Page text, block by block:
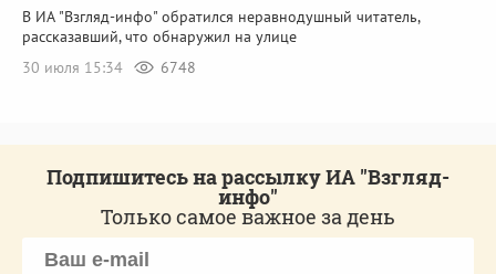
В ИА "Взгляд-инфо" обратился неравнодушный читатель,
рассказавший, что обнаружил на улице
30 июля 15:34
6748
Подпишитесь на рассылку ИА "Взгляд-
инфо"
Только самое важное за день